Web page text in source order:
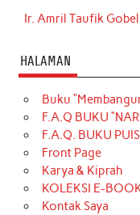
Ir. Amril Taufik
HALAMAN
Buku
F.A.Q BUKU
F.A.Q. BUKU
Front Page
Karya & Kiprah
KOLEKSI E-
Kontak Saya